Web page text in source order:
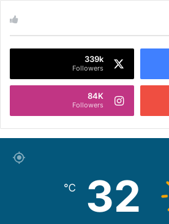
339k
Followers
84K
Followers
32
℃